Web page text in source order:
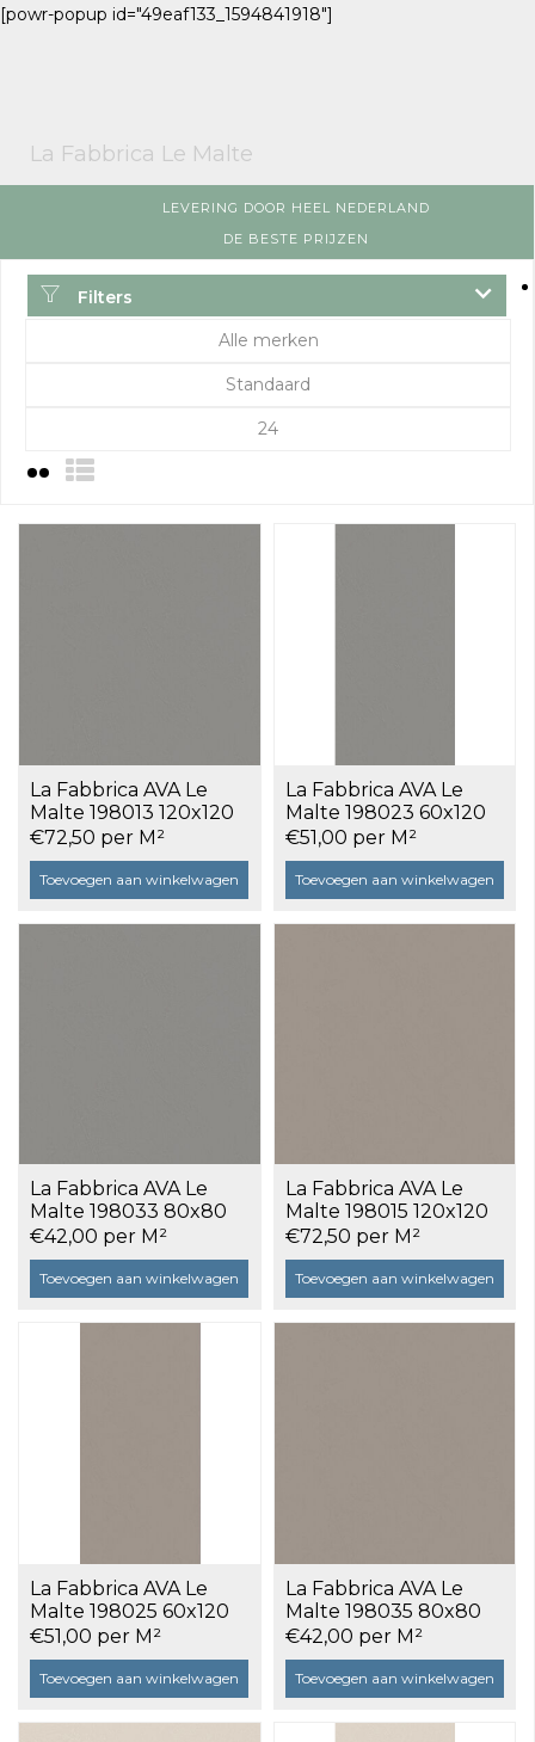
[powr-popup id="49eaf133_1594841918"]
La Fabbrica Le Malte
LEVERING DOOR HEEL NEDERLAND
DE BESTE PRIJZEN
Filters
Alle merken
Standaard
24
La Fabbrica AVA Le
Malte 198013 120x120
Grey a 2,88 m²
€72,50 per M²
Toevoegen aan winkelwagen
La Fabbrica AVA Le
Malte 198023 60x120
Grey a 1,44 m²
€51,00 per M²
Toevoegen aan winkelwagen
La Fabbrica AVA Le
Malte 198033 80x80
Grey a 1,28 m²
€42,00 per M²
Toevoegen aan winkelwagen
La Fabbrica AVA Le
Malte 198015 120x120
Taupe a 2,88 m²
€72,50 per M²
Toevoegen aan winkelwagen
La Fabbrica AVA Le
Malte 198025 60x120
Taupe a 1,44 m²
€51,00 per M²
Toevoegen aan winkelwagen
La Fabbrica AVA Le
Malte 198035 80x80
Taupe a 1,28 m²
€42,00 per M²
Toevoegen aan winkelwagen